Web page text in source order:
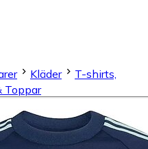
Kläder
T-shirts,
Toppar